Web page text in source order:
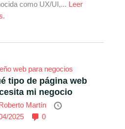
como UX/UI,... Leer
web para negocios
tipo de página web
mi negocio
Roberto Martín
2025
0